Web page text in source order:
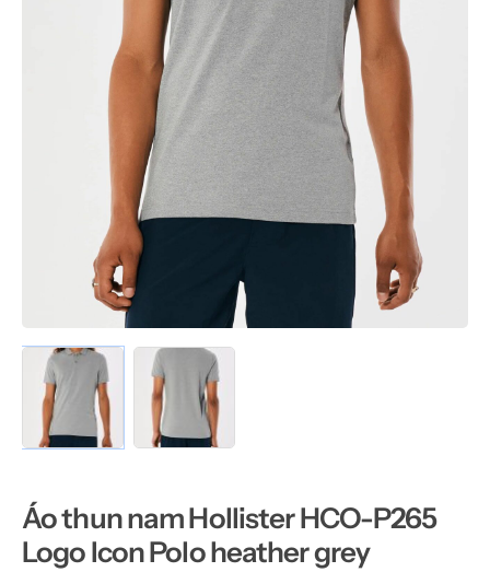
Áo thun nam Hollister HCO-P265
Logo Icon Polo heather grey